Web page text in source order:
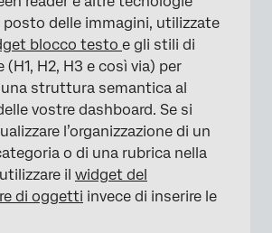
posto delle immagini, utilizzate
blocco testo e gli stili di
H2, H3 e così via) per
struttura semantica al
vostre dashboard. Se si
l’organizzazione di un
o di una rubrica nella
il widget del
di oggetti invece di inserire le